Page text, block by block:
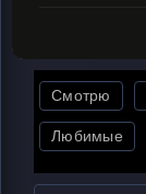
Смотрю
Любимые